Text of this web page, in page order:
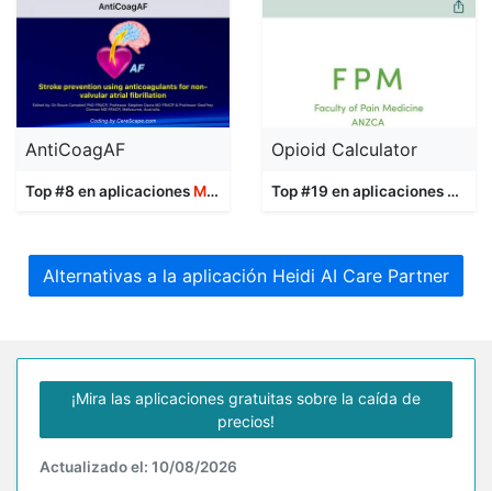
AntiCoagAF
Top #8 en aplicaciones Medicina
Opioid Calculator
Top #19 en aplicaciones
Alternativas a la aplicación Heidi AI Care Partner
¡Mira las aplicaciones gratuitas sobre la caída de
precios!
Actualizado el: 10/08/2026